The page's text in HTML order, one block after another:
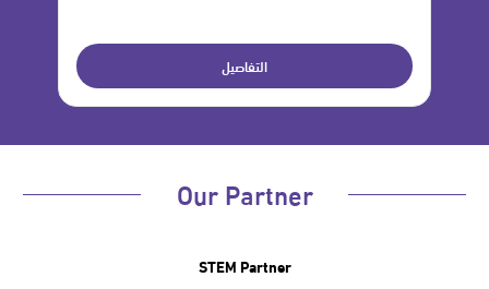
التفاصيل
Our Partner
STEM Partner